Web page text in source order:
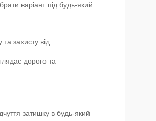
варіант під будь-який
захисту від
дорого та
затишку в будь-який